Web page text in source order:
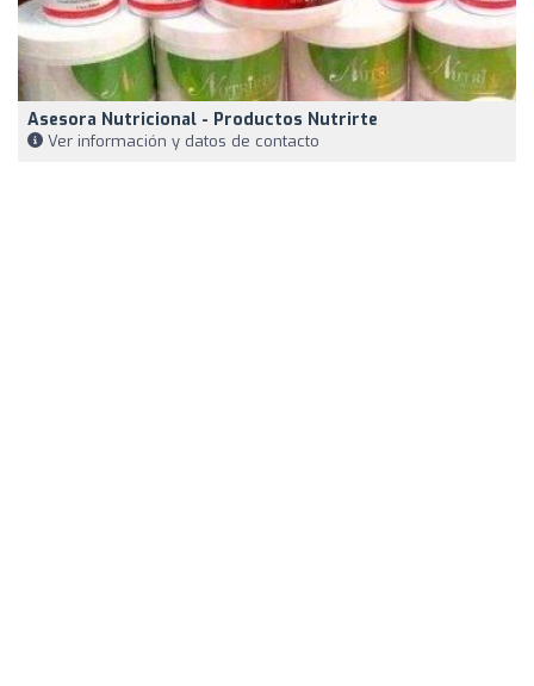
Asesora Nutricional - Productos Nutrirte
Ver información y datos de contacto